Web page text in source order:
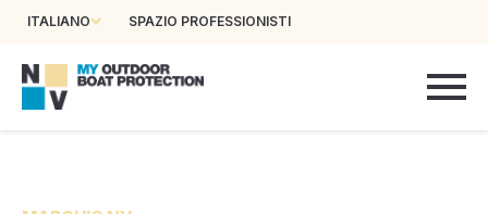
ITALIANO SPAZIO PROFESSIONISTI